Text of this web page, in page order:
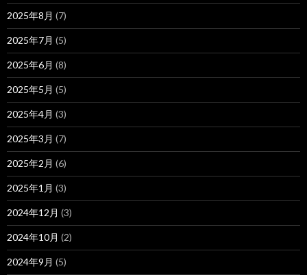
2025年8月 (7)
2025年7月 (5)
2025年6月 (8)
2025年5月 (5)
2025年4月 (3)
2025年3月 (7)
2025年2月 (6)
2025年1月 (3)
2024年12月 (3)
2024年10月 (2)
2024年9月 (5)